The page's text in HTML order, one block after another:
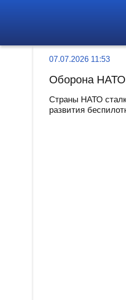
07.07.2026 11:53
Оборона НАТО
Страны НАТО
развития